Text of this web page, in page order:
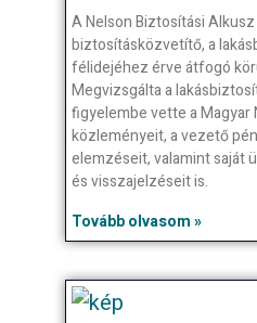
A Nelson Biztosítási
biztosításközvetítő, a
félidejéhez érve átfogó
Megvizsgálta a
figyelembe vette a Magyar
közleményeit, a vezető
elemzéseit, valamint saját
és visszajelzéseit is.
Tovább olvasom »